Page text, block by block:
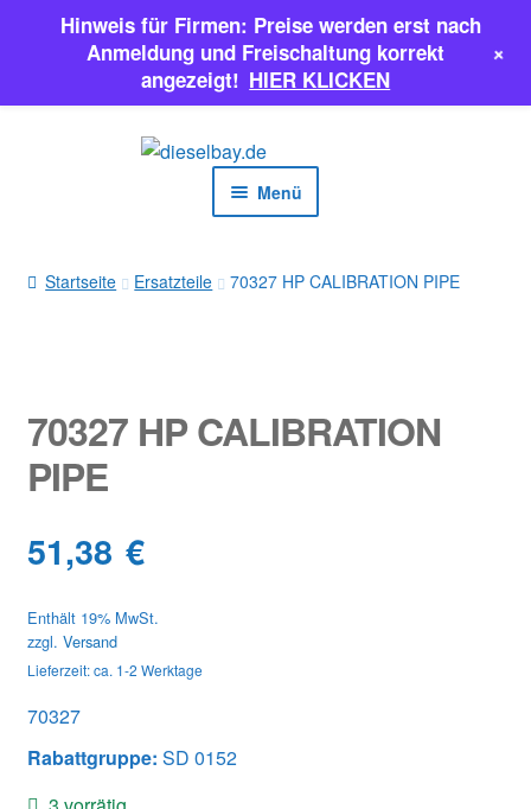
Menü
SALE
Classic Parts
Startseite Ersatzteile 70327 HP CALIBRATION PIPE
70327 HP CALIBRATION
PIPE
51,38 €
Enthält 19% MwSt.
zzgl. Versand
Lieferzeit: ca. 1-2 Werktage
70327
Rabattgruppe: SD 0152
Hinweis für Firmen: Preise werden erst nach
Anmeldung und Freischaltung korrekt
angezeigt! HIER KLICKEN
+